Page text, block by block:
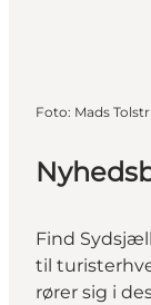
Foto: Mads
Find
til
rører sig i